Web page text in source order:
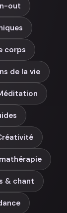
out
corps
de la vie
& chant